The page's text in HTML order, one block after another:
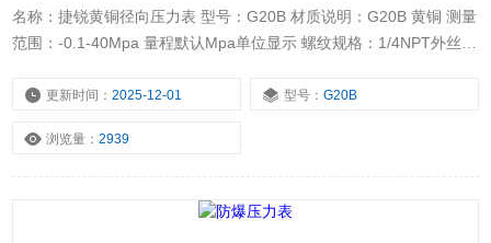
名称：捷锐黄铜径向压力表 型号：G20B 材质说明：G20B 黄铜 测量
范围：-0.1-40Mpa 量程默认Mpa单位显示 螺纹规格：1/4NPT外丝
更新时间：2025-12-01 型号：G20B
浏览量：2939